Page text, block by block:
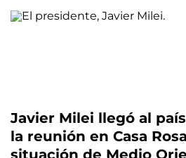
Javier Milei llegó al
la reunión en Casa
situación de Medio